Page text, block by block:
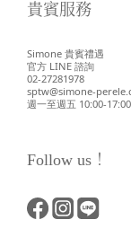
貴賓服務
Simone 貴賓禮遇
官方 LINE 諮詢
02-27281978
sptw@simone-
週一至週五 10:00-17:00
Follow us！